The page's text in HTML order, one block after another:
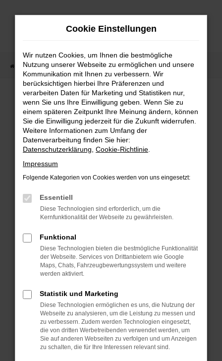
Zum
Startseite Fahrzeugangebote Fahrzeugmarkt
Fahrzeugmarkt
Fehler: Network Error
Beim Laden ist ein Fehler aufgetreten.
Hier sind ein paar Tipps, die dir helfen können:
Überprüfe deine Firewall und deine
Internetverbindung.
deine Suchmaschine?
Prüfe deine Browsererweiterungen.
Manche Erweiterungen, wie Werbeblocker,
können das Laden bestimmter Seiten
anderen Browser oder in einem privaten
Fenster?
Starte dein Gerät neu.
Das kann manchmal helfen,
vorübergehende Probleme zu beheben.
Cookie Einstellungen
Wir nutzen Cookies, um Ihnen die bestmögliche
Nutzung unserer Webseite zu ermöglichen und unsere
Kommunikation mit Ihnen zu verbessern. Wir
berücksichtigen hierbei Ihre Präferenzen und
verarbeiten Daten für Marketing und Statistiken nur,
wenn Sie uns Ihre Einwilligung geben. Wenn Sie zu
einem späteren Zeitpunkt Ihre Meinung ändern, können
Sie die Einwilligung jederzeit für die Zukunft widerrufen.
Weitere Informationen zum Umfang der
Datenverarbeitung finden Sie hier:
Datenschutzerklärung Cookie-Richtlinie
Impressum
Folgende Kategorien von Cookies werden von uns eingesetzt:
Essentiell
Diese Technologien sind erforderlich, um die
Kernfunktionalität der Webseite zu gewährleisten.
Funktional
Diese Technologien bieten die bestmögliche Funktionalität
der Webseite. Services von Drittanbietern wie Google
Maps, Chats, Fahrzeugbewertungssystem und weitere
werden aktiviert.
Statistik und Marketing
Diese Technologien ermöglichen es uns, die Nutzung der
Webseite zu analysieren, um die Leistung zu messen und
zu verbessern. Zudem werden Technologien eingesetzt,
die von dritten Werbetreibenden verwendet werden, um
Sie auf anderen Webseiten zu verfolgen und um Anzeigen
zu schalten, die für Ihre Interessen relevant sind.